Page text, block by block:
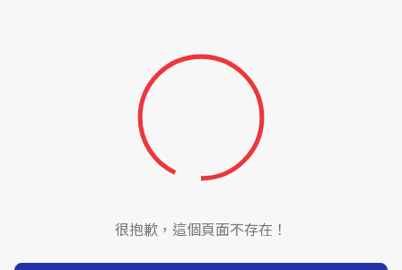
很抱歉，這個頁面不存在！